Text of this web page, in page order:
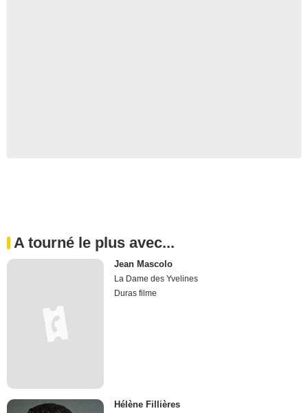
A tourné le plus avec...
Jean Mascolo
La Dame des Yvelines
Duras filme
Hélène Fillières